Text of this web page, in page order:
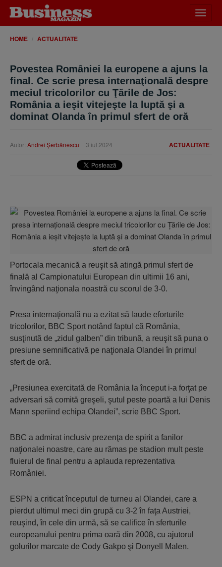
meniu
HOME ACTUALITATE
Povestea României la europene a ajuns la
final. Ce scrie presa internaţională despre
meciul tricolorilor cu Ţările de Jos:
România a ieşit vitejeşte la luptă şi a
dominat Olanda în primul sfert de oră
ACTUALITATE
Autor: Andrei Şerbănescu 3 iul 2024
Portocala mecanică a reuşit să atingă primul sfert de
finală al Campionatului European din ultimii 16 ani,
învingând naţionala noastră cu scorul de 3-0.
Presa internaţională nu a ezitat să laude eforturile
tricolorilor, BBC Sport notând faptul că România,
susţinută de „zidul galben” din tribună, a reuşit să puna o
presiune semnificativă pe naţionala Olandei în primul
sfert de oră.
„Presiunea exercitată de România la început i-a forţat pe
adversari să comită greşeli, şutul peste poartă a lui Denis
Mann speriind echipa Olandei”, scrie BBC Sport.
BBC a admirat inclusiv prezenţa de spirit a fanilor
naţionalei noastre, care au rămas pe stadion mult peste
fluierul de final pentru a aplauda reprezentativa
României.
ESPN a criticat începutul de turneu al Olandei, care a
pierdut ultimul meci din grupă cu 3-2 în faţa Austriei,
reuşind, în cele din urmă, să se califice în sferturile
europeanului pentru prima oară din 2008, cu ajutorul
golurilor marcate de Cody Gakpo şi Donyell Malen.